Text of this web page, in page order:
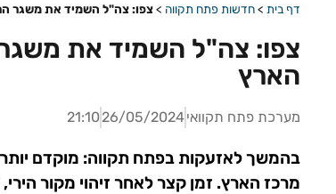
דף בית >חדשות פתח תקווה >צפו: צה"ל השמיד את משגר
צפו: צה"ל השמיד את
הארץ
מערכת פתח תקוואי26/05/2024
21:10
בהמשך לאזעקות בפתח תקווה: מוקדם יותר
מרכז הארץ. זמן קצר לאחר זיהוי מקור